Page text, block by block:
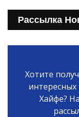
Рассылка
Хотите
Хайфе?